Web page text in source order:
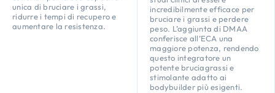
unica di bruciare i grassi,
ridurre i tempi di recupero e
aumentare la resistenza.
incredibilmente efficace per
bruciare i grassi e perdere
peso. L’aggiunta di DMAA
conferisce all’ECA una
maggiore potenza, rendendo
questo integratore un
potente bruciagrassi e
stimolante adatto ai
bodybuilder più esigenti.